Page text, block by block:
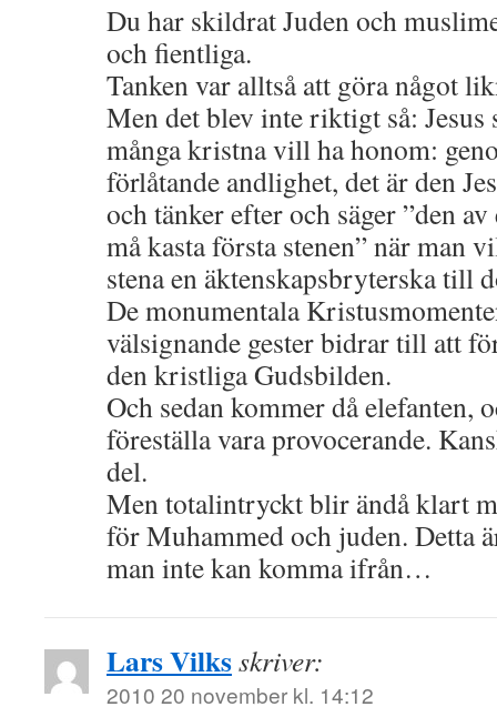
Du har skildrat Juden och
och fientliga.
Tanken var alltså att göra något
Men det blev inte riktigt så:
många kristna vill ha honom:
förlåtande andlighet, det är den
och tänker efter och säger ”den
må kasta första stenen” när man
stena en äktenskapsbryterska till
De monumentala
välsignande gester bidrar till att
den kristliga Gudsbilden.
Och sedan kommer då elefanten,
föreställa vara provocerande.
del.
Men totalintryckt blir ändå klart
för Muhammed och juden. Detta
man inte kan komma ifrån…
Lars Vilksskriver:
2010 20 november kl. 14:12